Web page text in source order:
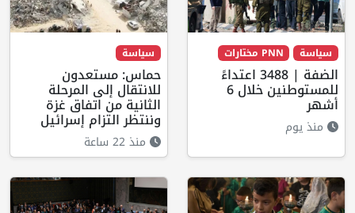
سياسة PNN مختارات
الضفة | 3488 اعتداءً
للمستوطنين خلال 6
أشهر
منذ يوم
سياسة
حماس: مستعدون
للانتقال إلى المرحلة
الثانية من اتفاق غزة
وننتظر التزام إسرائيل
منذ 22 ساعة